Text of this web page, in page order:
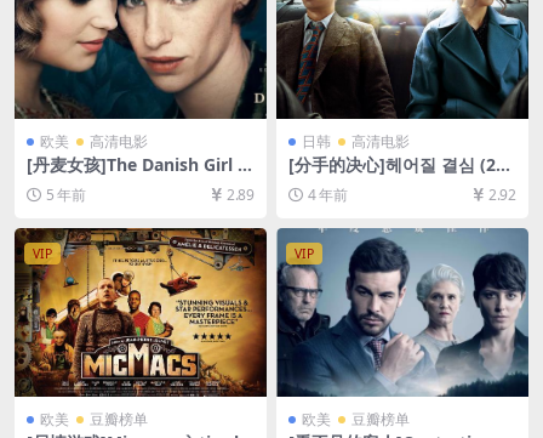
欧美 高清电影
[丹麦女孩]The Danish Girl (2
015)完整版[百度网盘+夸克网
盘+迅雷云盘资源1080P超清
未删减][MP4/7.2GB][原声双
语字幕]
5 年前 2.89
日韩 高清电影
[分手的决心]헤어질 결심 (202
2)[百度网盘+迅雷云盘资源10
80P超清未删减][MP4/8GB]
[韩语中字]
4 年前 2.92
VIP
欧美 豆瓣榜单
VIP
欧美 豆瓣榜单